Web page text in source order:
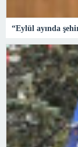
“Eylül ayında